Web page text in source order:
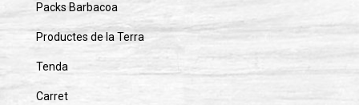
Packs Barbacoa
Productes de la Terra
Tenda
Carret